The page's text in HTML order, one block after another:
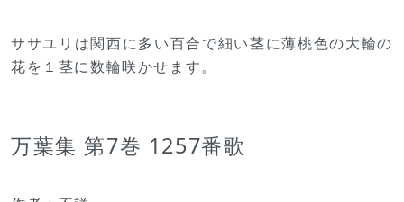
ササユリは関西に多い百合で細い茎に薄桃色の大輪の
花を１茎に数輪咲かせます。
万葉集 第7巻 1257番歌